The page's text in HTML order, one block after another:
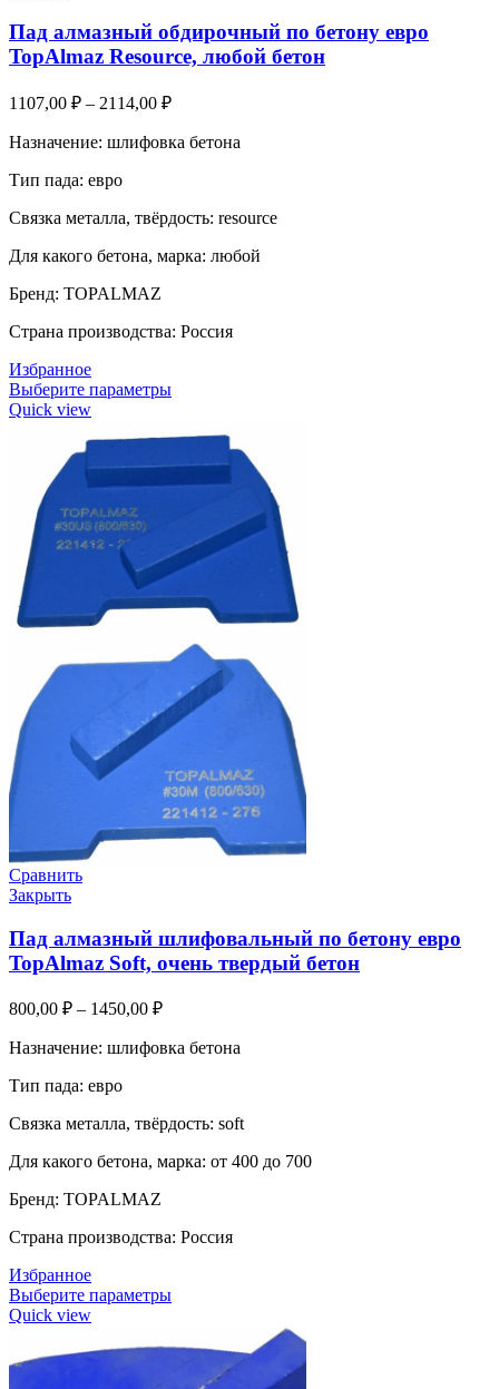
Пад алмазный обдирочный по бетону евро
TopAlmaz Resource, любой бетон
1107,00 ₽ – 2114,00 ₽
Назначение: шлифовка бетона
Тип пада: евро
Связка металла, твёрдость: resource
Для какого бетона, марка: любой
Бренд: TOPALMAZ
Страна производства: Россия
Избранное
Выберите параметры
Quick view
Сравнить
Закрыть
Пад алмазный шлифовальный по бетону евро
TopAlmaz Soft, очень твердый бетон
800,00 ₽ – 1450,00 ₽
Назначение: шлифовка бетона
Тип пада: евро
Связка металла, твёрдость: soft
Для какого бетона, марка: от 400 до 700
Бренд: TOPALMAZ
Страна производства: Россия
Избранное
Выберите параметры
Quick view